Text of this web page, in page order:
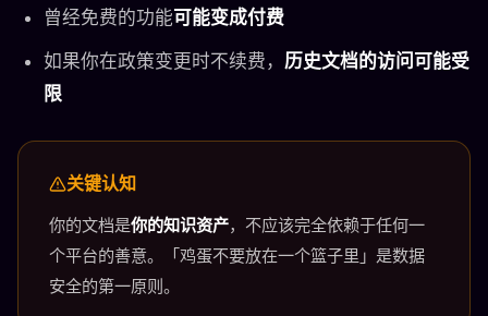
曾经免费的功能可能变成付费
如果你在政策变更时不续费， 历史文档的访问可能受
限
关键认知
你的文档是你的知识资产，不应该完全依赖于任何一
个平台的善意。「鸡蛋不要放在一个篮子里」是数据
安全的第一原则。